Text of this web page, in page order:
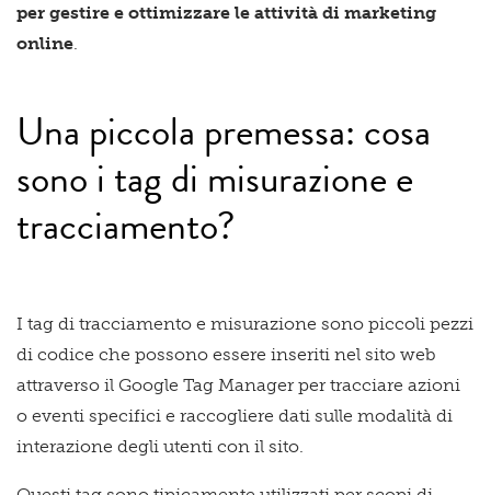
per gestire e ottimizzare le attività di marketing
online
Una piccola premessa: cosa
sono i tag di misurazione e
tracciamento?
I tag di tracciamento e misurazione sono piccoli pezzi
di codice che possono essere inseriti nel sito web
attraverso il Google Tag Manager per tracciare azioni
o eventi specifici e raccogliere dati sulle modalità di
interazione degli utenti con il sito.